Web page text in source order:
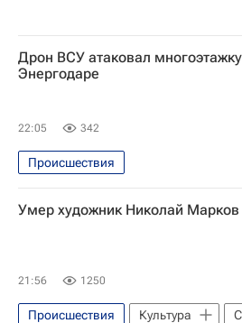
Дрон ВСУ атаковал
Энергодаре
22:05 342
Происшествия
Специальная военная операция на
Энергодар
Запорожская
Умер художник Николай Марков
21:56 1250
Происшествия Культура